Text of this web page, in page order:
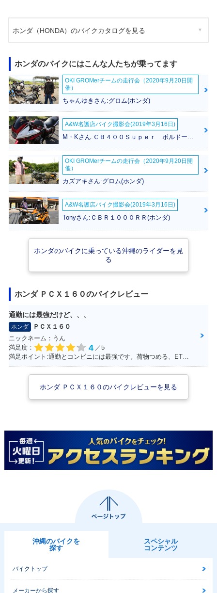
ホンダ（HONDA）のバイクカタログを見る
ホンダのバイクにはこんな人たちが乗ってます
OKI GROMerチームの走行会（2020年9月20日開
催）
ちゃんゆきさん:グロム(ホンダ)
A&W名護店バイク撮影会(2019年3月16日)
M・Kさん:ＣＢ４００Ｓｕｐｅｒ ボルドール(ホンダ)
OKI GROMerチームの走行会（2020年9月20日開
催）
カズアキさん:グロム(ホンダ)
A&W名護店バイク撮影会(2019年3月16日)
Tonyさん:ＣＢＲ１０００ＲＲ(ホンダ)
ホンダのバイクに乗っている沖縄のライダーを見
る
ホンダ ＰＣＸ１６０のバイクレビュー
通勤には最強だけど、、、
ホンダ
ＰＣＸ１６０
ニックネーム：うん
満足度：
4 ／5
満足ポイント:通勤とコンビニには最強です。荷物つめる、ETC.車載カメラ、ロングスクリーンでした。平和な日本を肌で感じることできます。 けれど、、、
ホンダ ＰＣＸ１６０のバイクレビューを見る
沖縄のバイクを
探す
スペシャル
コンテンツ
バイクトップ
メーカーから探す